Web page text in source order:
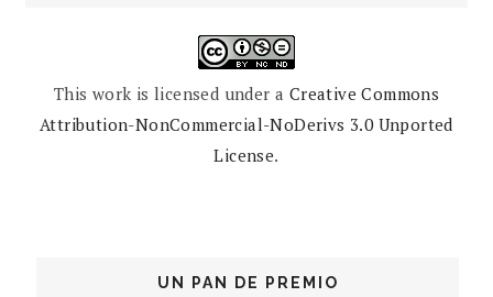
This work is licensed under a Creative Commons
Attribution-NonCommercial-NoDerivs 3.0 Unported
License.
UN PAN DE PREMIO